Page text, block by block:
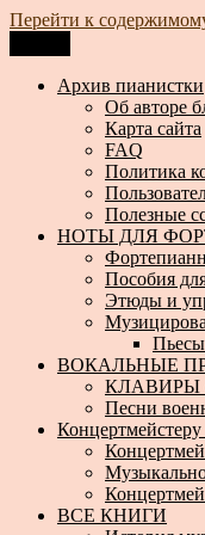
Перейти к
Архив пианистки
Всё для пианистов:
Архив пианистки
Об авторе
Карта сайта
FAQ
Политика
Полезные
НОТЫ ДЛЯ
Пособия
Этюды и
ВОКАЛЬНЫЕ
КЛАВИРЫ
Песни
ВСЕ КНИГИ